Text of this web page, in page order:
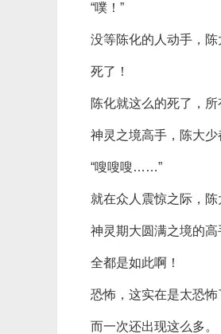
“噗！”
没等陈化的人动手，
死了！
陈化就这么的死了，所
神灵之境高手，陈大
“嗖嗖嗖……”
就在众人震惊之际，
神灵期大圆满之境的高
全都是如此啊！
恐怖，这实在是太恐怖
而一次还出现这么多。